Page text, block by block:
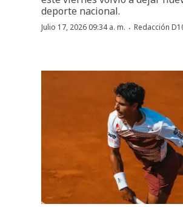
deporte nacional.
Julio 17, 2026 09:34 a. m. · Redacción